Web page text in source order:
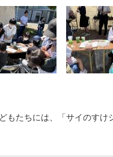
もたちには、「サイのすけ